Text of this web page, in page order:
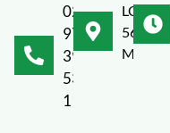
02
97
39
53
11
56310